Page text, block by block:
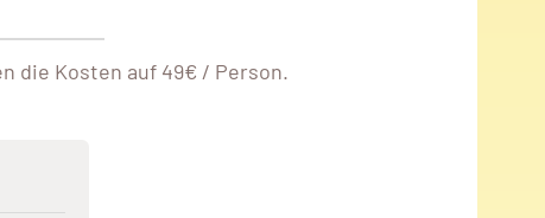
die Kosten auf 49€ / Person.